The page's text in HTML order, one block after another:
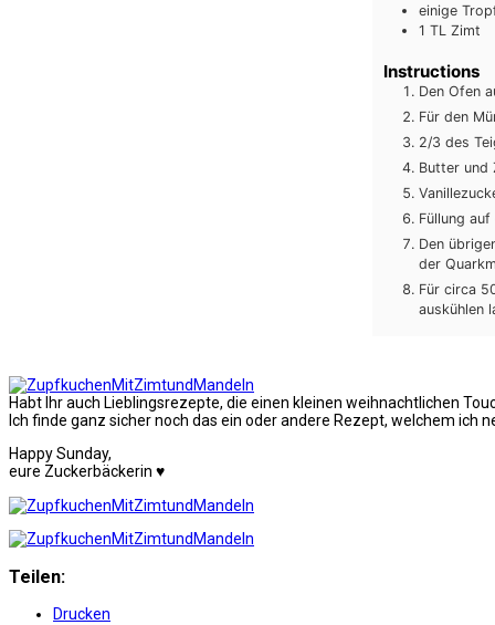
einige
1 TL Zimt
Instructions
Den Ofen
Für den
2/3 des
Butter und
Füllung
Den
der
Für circa
auskühlen
Habt Ihr auch Lieblingsrezepte, die einen kleinen weihnachtlichen
Ich finde ganz sicher noch das ein oder andere Rezept, welchem ich
Happy Sunday,
eure Zuckerbäckerin ♥
Teilen:
Drucken